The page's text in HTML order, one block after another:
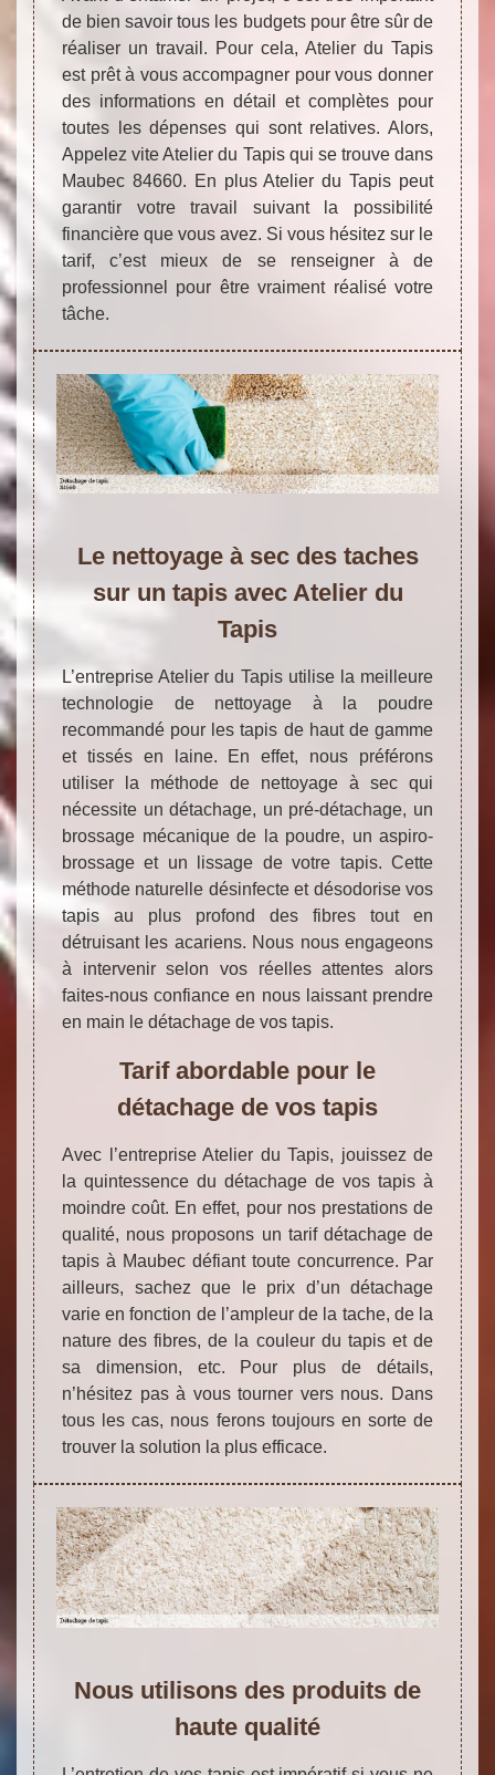
de bien savoir tous les budgets pour être sûr de
réaliser un travail. Pour cela, Atelier du Tapis
est prêt à vous accompagner pour vous donner
des informations en détail et complètes pour
toutes les dépenses qui sont relatives. Alors,
Appelez vite Atelier du Tapis qui se trouve dans
Maubec 84660. En plus Atelier du Tapis peut
garantir votre travail suivant la possibilité
financière que vous avez. Si vous hésitez sur le
tarif, c’est mieux de se renseigner à de
professionnel pour être vraiment réalisé votre
tâche.
Le nettoyage à sec des taches
sur un tapis avec Atelier du
Tapis
L’entreprise Atelier du Tapis utilise la meilleure
technologie de nettoyage à la poudre
recommandé pour les tapis de haut de gamme
et tissés en laine. En effet, nous préférons
utiliser la méthode de nettoyage à sec qui
nécessite un détachage, un pré-détachage, un
brossage mécanique de la poudre, un aspiro-
brossage et un lissage de votre tapis. Cette
méthode naturelle désinfecte et désodorise vos
tapis au plus profond des fibres tout en
détruisant les acariens. Nous nous engageons
à intervenir selon vos réelles attentes alors
faites-nous confiance en nous laissant prendre
en main le détachage de vos tapis.
Tarif abordable pour le
détachage de vos tapis
Avec l’entreprise Atelier du Tapis, jouissez de
la quintessence du détachage de vos tapis à
moindre coût. En effet, pour nos prestations de
qualité, nous proposons un tarif détachage de
tapis à Maubec défiant toute concurrence. Par
ailleurs, sachez que le prix d’un détachage
varie en fonction de l’ampleur de la tache, de la
nature des fibres, de la couleur du tapis et de
sa dimension, etc. Pour plus de détails,
n’hésitez pas à vous tourner vers nous. Dans
tous les cas, nous ferons toujours en sorte de
trouver la solution la plus efficace.
Nous utilisons des produits de
haute qualité